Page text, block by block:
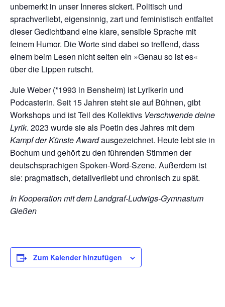
unbemerkt in unser Inneres sickert. Politisch und
sprachverliebt, eigensinnig, zart und feministisch entfaltet
dieser Gedichtband eine klare, sensible Sprache mit
feinem Humor. Die Worte sind dabei so treffend, dass
einem beim Lesen nicht selten ein »Genau so ist es«
über die Lippen rutscht.
Jule Weber (*1993 in Bensheim) ist Lyrikerin und
Podcasterin. Seit 15 Jahren steht sie auf Bühnen, gibt
Workshops und ist Teil des Kollektivs Verschwende deine
Lyrik. 2023 wurde sie als Poetin des Jahres mit dem
Kampf der Künste Awardausgezeichnet. Heute lebt sie in
Bochum und gehört zu den führenden Stimmen der
deutschsprachigen Spoken-Word-Szene. Außerdem ist
sie: pragmatisch, detailverliebt und chronisch zu spät.
In Kooperation mit dem Landgraf-Ludwigs-Gymnasium
Gießen
Zum Kalender hinzufügen